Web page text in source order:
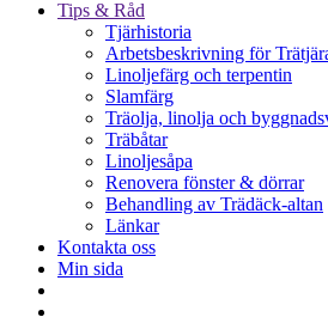
Tips & Råd
Tjärhistoria
Arbetsbeskrivning för
Linoljefärg och terpentin
Slamfärg
Träolja, linolja och
Träbåtar
Linoljesåpa
Renovera fönster & dörrar
Behandling av Trädäck-altan
Länkar
Kontakta oss
Min sida